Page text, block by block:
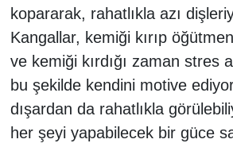
kopararak, rahatlıkla azı
Kangallar, kemiği kırıp
ve kemiği kırdığı zaman stres
bu şekilde kendini motive
dışardan da rahatlıkla
her şeyi yapabilecek bir güce